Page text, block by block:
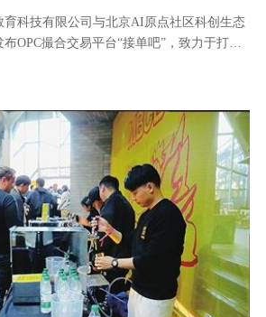
育科技有限公司与北京AI原点社区科创生态
OPC撮合交易平台“接单吧”，致力于打造
样本”，搭建需求方企业与OPC超级个体之